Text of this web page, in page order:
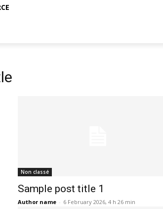
Non classé
Sample post title 1
Author name - 6 February 2026, 4 h 26 min